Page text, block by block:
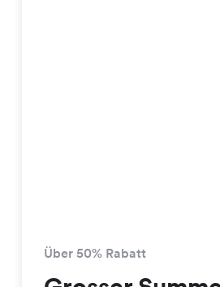
Über 50% Rabatt